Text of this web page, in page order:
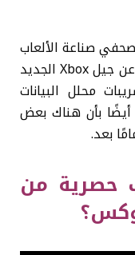
صناعة الألعاب
الشهير جيف جروب، الذي تحدث أيضًا عن جيل Xbox الجديد
محلل البيانات
بأن هناك بعض
بعد.
حصرية من